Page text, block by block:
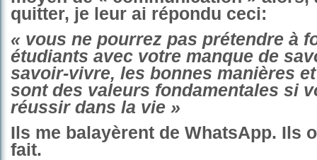
quitter, je leur ai répondu ceci:
« vous ne pourrez pas prétendre à
étudiants avec votre manque de
savoir-vivre, les bonnes manières
sont des valeurs fondamentales si
réussir dans la vie »
Ils me balayèrent de WhatsApp. Ils
fait.